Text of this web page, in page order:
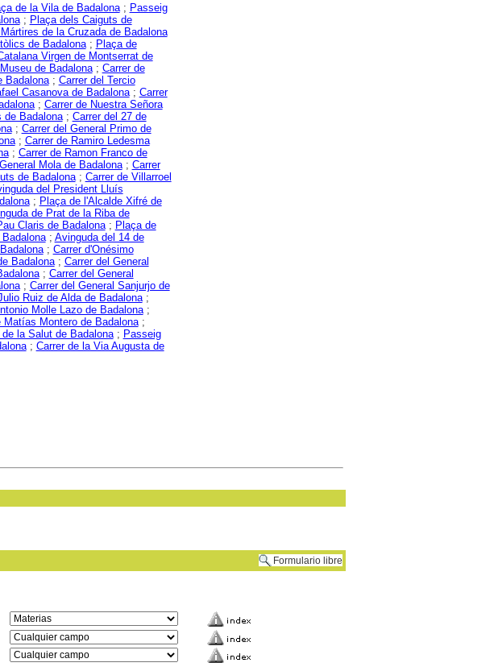
de la Vila de Badalona; Passeig
; Plaça dels Caiguts de
de la Cruzada de Badalona
de Badalona; Plaça de
Virgen de Montserrat de
de Badalona; Carrer de
Badalona; Carrer del Tercio
Casanova de Badalona; Carrer
; Carrer de Nuestra Señora
de Badalona; Carrer del 27 de
; Carrer del General Primo de
; Carrer de Ramiro Ledesma
; Carrer de Ramon Franco de
Mola de Badalona; Carrer
de Badalona; Carrer de Villarroel
del President Lluís
; Plaça de l'Alcalde Xifré de
de Prat de la Riba de
Claris de Badalona; Plaça de
; Avinguda del 14 de
; Carrer d'Onésimo
Badalona; Carrer del General
; Carrer del General
; Carrer del General Sanjurjo de
Ruiz de Alda de Badalona;
Molle Lazo de Badalona;
Matías Montero de Badalona;
de la Salut de Badalona; Passeig
; Carrer de la Via Augusta de
Formulario libre